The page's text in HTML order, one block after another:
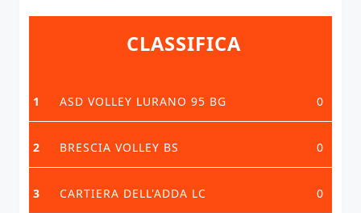
CLASSIFICA
1 ASD VOLLEY LURANO 95 BG 0
2 BRESCIA VOLLEY BS 0
3 CARTIERA DELL'ADDA LC 0